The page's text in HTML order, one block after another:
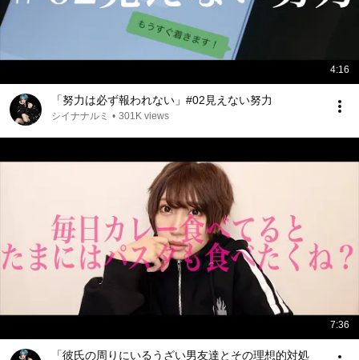
4:16
「努力は必ず報われない」#02見えない努力
シイナナルミ • 301K views
7:36
「彼氏の周りにいるうざい男友達とその理想的対処